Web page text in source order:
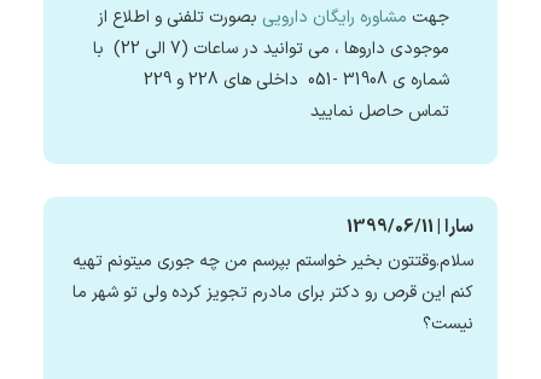
جهت مشاوره رایگان دارویی بصورت تلفنی و اطلاع از
موجودی داروها ، می توانید در ساعات (7 الی 22) با
شماره ی 31908 -051 داخلی های 228 و 229
تماس حاصل نمایید
سارا | 1399/06/11
سلام.وقتتون بخیر خواستم بپرسم من چه جوری میتونم تهیه
کنم این قرص رو دکتر برای مادرم تجویز کرده ولی تو شهر ما
نیست؟